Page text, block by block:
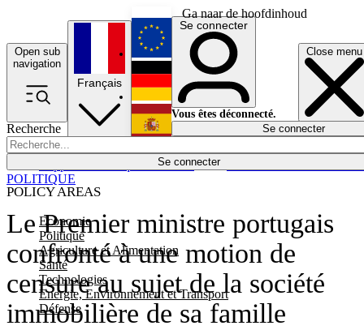
Ga naar de hoofdinhoud
Open sub
navigation
Close menu
Recherche
Se connecter
POLICY AREAS
Economie
Politique
Agriculture et Alimentation
Santé
Technologies
Energie, Environnement et Transport
Défense
Économie
Français
English
Deutsch
Español
Se connecter
Vous êtes déconnecté.
Se connecter
Le Premier ministre portugais
confronté à une motion de
censure au sujet de la société
immobilière de sa famille
POLITIQUE